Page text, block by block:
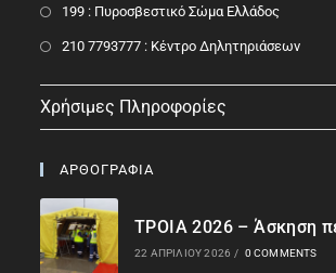
199 : Πυροσβεστικό Σώμα Ελλάδος
210 7793777 : Kέντρο Δηλητηριάσεων
Χρήσιμες Πληροφορίες
ΑΡΘΟΓΡΑΦΙΑ
ΤΡΟΙΑ 2026 – Άσκηση
22 ΑΠΡΙΛΊΟΥ 2026 / 0 COMMENTS